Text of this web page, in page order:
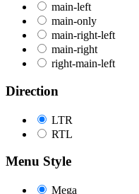
main-left
main-only
main-right-left
main-right
right-main-left
Direction
LTR
RTL
Menu Style
Mega